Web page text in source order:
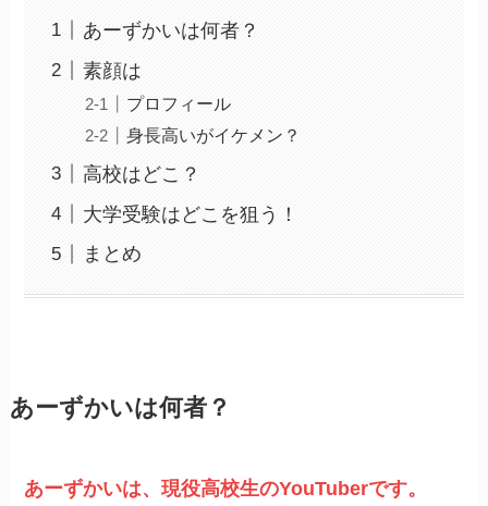
あーずかいは何者？
素顔は
プロフィール
身長高いがイケメン？
高校はどこ？
大学受験はどこを狙う！
まとめ
あーずかいは何者？
あーずかいは、現役高校生のYouTuberです。